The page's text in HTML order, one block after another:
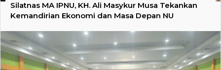
Silatnas MA IPNU, KH. Ali Masykur Musa Tekankan
Kemandirian Ekonomi dan Masa Depan NU